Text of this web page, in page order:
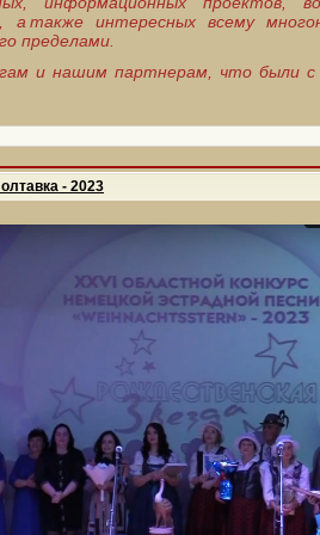
а также интересных всему
пределами.
и нашим партнерам, что были
- 2023